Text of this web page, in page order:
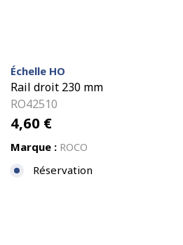
Échelle HO
Rail droit 230 mm
RO42510
4,60 €
Marque : ROCO
Réservation